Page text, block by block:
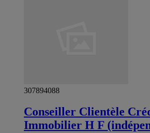
307894088
Conseiller Clientèle
Immobilier H F